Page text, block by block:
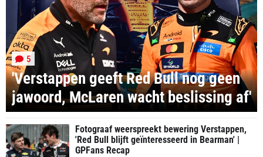
'Verstappen geeft Red Bull nog geen
jawoord, McLaren wacht beslissing af'
5
Fotograaf weerspreekt bewering Verstappen,
'Red Bull blijft geïnteresseerd in Bearman' |
GPFans Recap